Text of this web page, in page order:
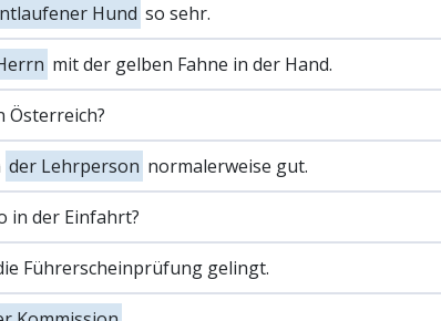
Hund so sehr.
mit der gelben Fahne in der Hand.
Österreich?
der Lehrperson normalerweise gut.
in der Einfahrt?
Führerscheinprüfung gelingt.